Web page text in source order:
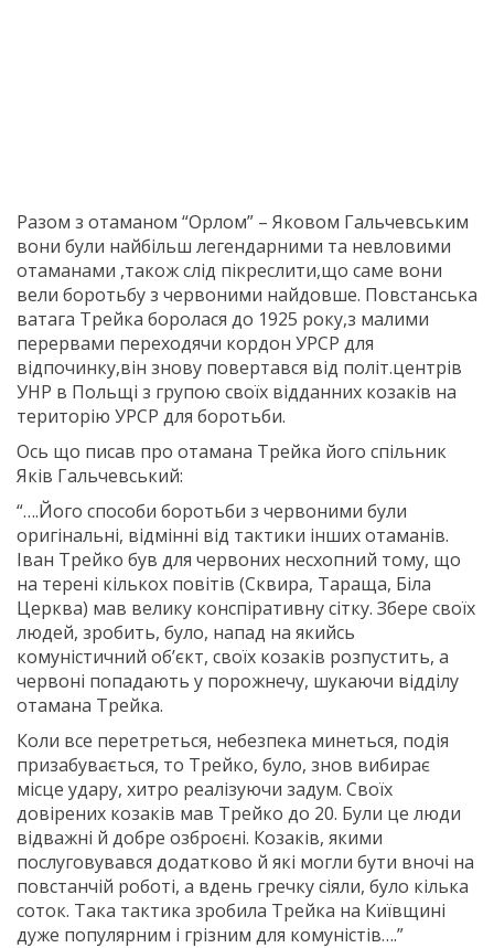
Разом з отаманом “Орлом” – Яковом Гальчевським
вони були найбільш легендарними та невловими
отаманами ,також слід пікреслити,що саме вони
вели боротьбу з червоними найдовше. Повстанська
ватага Трейка боролася до 1925 року,з малими
перервами переходячи кордон УРСР для
відпочинку,він знову повертався від політ.центрів
УНР в Польщі з групою своїх відданних козаків на
територію УРСР для боротьби.
Ось що писав про отамана Трейка його спільник
Яків Гальчевський:
“….Його способи боротьби з червоними були
оригінальні, відмінні від тактики інших отаманів.
Іван Трейко був для червоних несхопний тому, що
на терені кількох повітів (Сквира, Тараща, Біла
Церква) мав велику конспіративну сітку. Збере своїх
людей, зробить, було, напад на якийсь
комуністичний об’єкт, своїх козаків розпустить, а
червоні попадають у порожнечу, шукаючи відділу
отамана Трейка.
Коли все перетреться, небезпека минеться, подія
призабувається, то Трейко, було, знов вибирає
місце удару, хитро реалізуючи задум. Своїх
довірених козаків мав Трейко до 20. Були це люди
відважні й добре озброєні. Козаків, якими
послуговувався додатково й які могли бути вночі на
повстанчій роботі, а вдень гречку сіяли, було кілька
соток. Така тактика зробила Трейка на Київщині
дуже популярним і грізним для комуністів….”